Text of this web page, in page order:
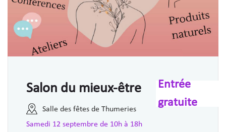
Salon du mieux-être
Salle des fêtes de Thumeries
Samedi 12 septembre de 10h à 18h
Entrée
gratuite